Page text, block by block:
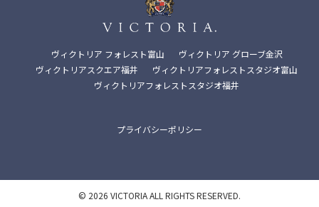
ヴィクトリア フォレスト富山
ヴィクトリア グローブ金沢
ヴィクトリアスクエア福井
ヴィクトリアフォレストスタジオ富山
ヴィクトリアフォレストスタジオ福井
プライバシーポリシー
© 2026 VICTORIA ALL RIGHTS RESERVED.